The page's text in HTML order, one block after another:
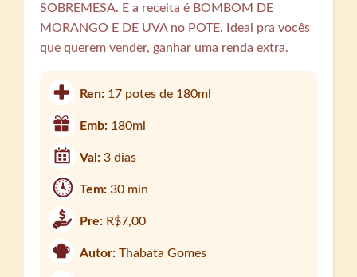
SOBREMESA. E a receita é BOMBOM DE
MORANGO E DE UVA no POTE. Ideal pra vocês
que querem vender, ganhar uma renda extra.
Ren: 17 potes de 180ml
Emb: 180ml
Val:3 dias
Tem:30 min
Pre: R$7,00
Autor: Thabata Gomes